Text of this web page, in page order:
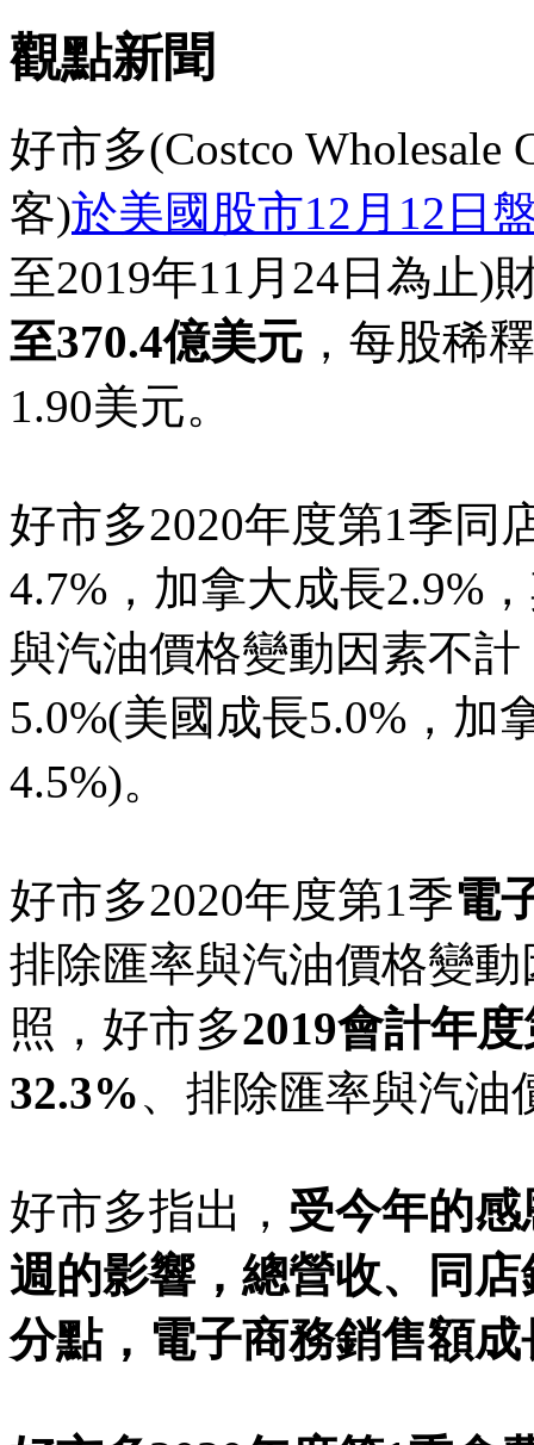
觀點新聞
好市多(Costco
客)於美國股市12月12日
至2019年11月24日為止)
至370.4億美元 ，每股稀
1.90美元。
好市多2020年度第1季同
4.7%，加拿大成長2.9%
與汽油價格變動因素不
5.0%(美國成長5.0%，加
4.5%)。
好市多2020年度第1季電
排除匯率與汽油價格變
照，好市多2019會計年
32.3%、排除匯率與汽油
好市多指出， 受今年的感
週的影響，總營收、同
分點，電子商務銷售額